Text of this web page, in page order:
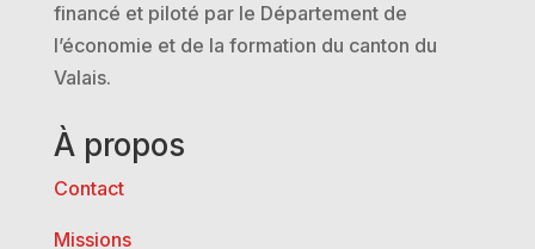
financé et piloté par le Département de
l’économie et de la formation du canton du
Valais.
À propos
Contact
Missions